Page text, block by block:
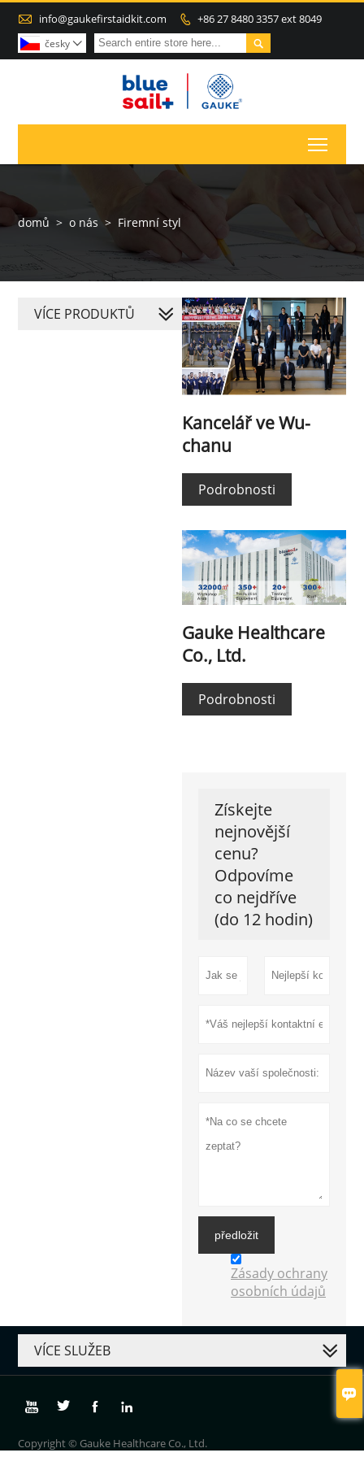

 info@gaukefirstaidkit.com  +86 27 8480 3357 ext 8049

česky 
domů > o nás > Firemní styl
Kancelář ve Wu-
chanu
Podrobnosti
Gauke Healthcare
Co., Ltd.
Podrobnosti
Získejte
nejnovější
cenu?
Odpovíme
co nejdříve
(do 12 hodin)
předložit
Zásady ochrany
osobních údajů
VÍCE PRODUKTŮ
VÍCE SLUŽEB
   
Copyright © Gauke Healthcare Co., Ltd.